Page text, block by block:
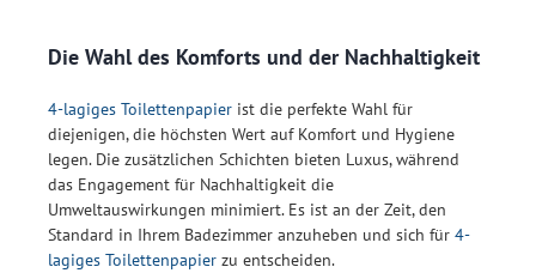
Die Wahl des Komforts und der Nachhaltigkeit
4-lagiges Toilettenpapier ist die perfekte Wahl für
diejenigen, die höchsten Wert auf Komfort und Hygiene
legen. Die zusätzlichen Schichten bieten Luxus, während
das Engagement für Nachhaltigkeit die
Umweltauswirkungen minimiert. Es ist an der Zeit, den
Standard in Ihrem Badezimmer anzuheben und sich für 4-
lagiges Toilettenpapier zu entscheiden.